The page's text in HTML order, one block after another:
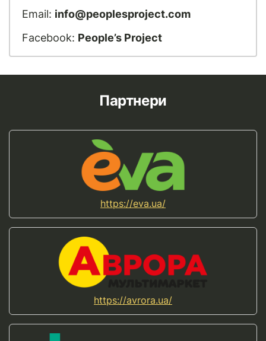
Email: info@peoplesproject.com
Facebook: People’s Project
Партнери
https://eva.ua/
https://avrora.ua/